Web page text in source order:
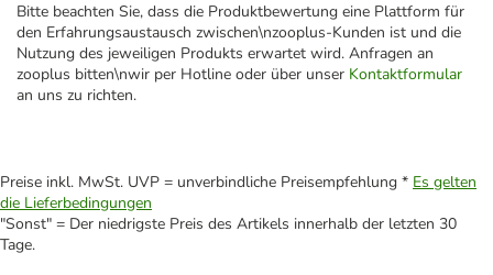
Bitte beachten Sie, dass die Produktbewertung eine Plattform für
den Erfahrungsaustausch zwischen\nzooplus-Kunden ist und die
Nutzung des jeweiligen Produkts erwartet wird. Anfragen an
zooplus bitten\nwir per Hotline oder über unser Kontaktformular
an uns zu richten.
Preise inkl. MwSt. UVP = unverbindliche Preisempfehlung * Es gelten
die Lieferbedingungen
"Sonst" = Der niedrigste Preis des Artikels innerhalb der letzten 30
Tage.